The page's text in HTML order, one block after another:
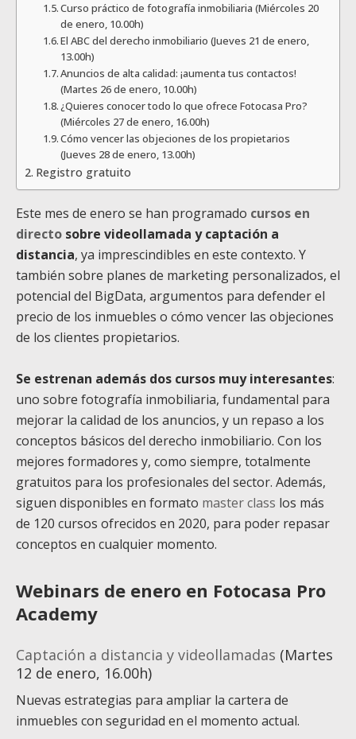
Curso práctico de fotografía inmobiliaria (Miércoles 20
de enero, 10.00h)
El ABC del derecho inmobiliario (Jueves 21 de enero,
13.00h)
Anuncios de alta calidad: ¡aumenta tus contactos!
(Martes 26 de enero, 10.00h)
¿Quieres conocer todo lo que ofrece Fotocasa Pro?
(Miércoles 27 de enero, 16.00h)
Cómo vencer las objeciones de los propietarios
(Jueves 28 de enero, 13.00h)
Registro gratuito
Este mes de enero se han programado cursos en
directo sobre videollamada y captación a
distancia, ya imprescindibles en este contexto. Y
también sobre planes de marketing personalizados, el
potencial del BigData, argumentos para defender el
precio de los inmuebles o cómo vencer las objeciones
de los clientes propietarios.
Se estrenan además dos cursos muy interesantes:
uno sobre fotografía inmobiliaria, fundamental para
mejorar la calidad de los anuncios, y un repaso a los
conceptos básicos del derecho inmobiliario. Con los
mejores formadores y, como siempre, totalmente
gratuitos para los profesionales del sector. Además,
siguen disponibles en formato master class los más
de 120 cursos ofrecidos en 2020, para poder repasar
conceptos en cualquier momento.
Webinars de enero en Fotocasa Pro
Academy
Captación a distancia y videollamadas (Martes
12 de enero, 16.00h)
Nuevas estrategias para ampliar la cartera de
inmuebles con seguridad en el momento actual.